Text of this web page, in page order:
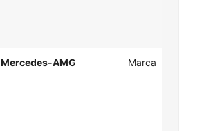
Mercedes-AMG Marca